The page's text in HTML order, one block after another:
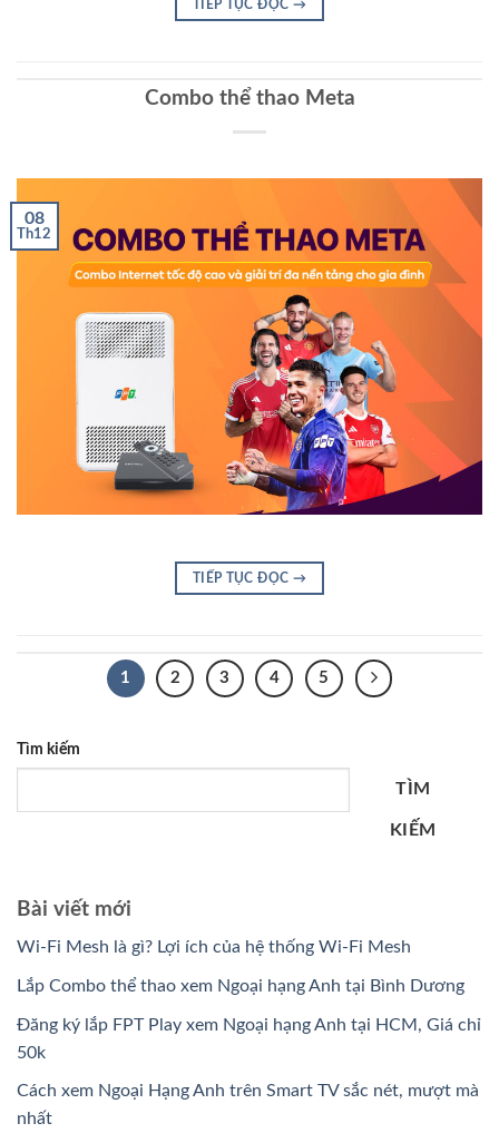
TIẾP TỤC ĐỌC →
Combo thể thao Meta
08
Th12
TIẾP TỤC ĐỌC →
1 2 3 4 5
Tìm kiếm
TÌM
KIẾM
Bài viết mới
Wi-Fi Mesh là gì? Lợi ích của hệ thống Wi-Fi Mesh
Lắp Combo thể thao xem Ngoại hạng Anh tại Bình Dương
Đăng ký lắp FPT Play xem Ngoại hạng Anh tại HCM, Giá chỉ
50k
Cách xem Ngoại Hạng Anh trên Smart TV sắc nét, mượt mà
nhất